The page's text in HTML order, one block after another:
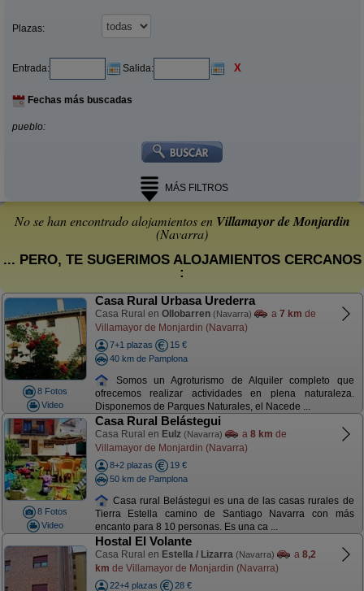
Plazas:
Entrada: Salida: X
Fechas más buscadas
pueblo:
MÁS FILTROS
No se han encontrado alojamientos en Villamayor de Monjardin
(Navarra)
... PERO, TE SUGERIMOS ALOJAMIENTOS CERCANOS
:
8 Fotos
Video
Casa Rural Urbasa Urederra
Casa Rural en Ollobarren (Navarra) a 7 km de
Villamayor de Monjardin (Navarra)
7+1 plazas
15 €
40 km de Pamplona
Somos un Agroturismo de Alquiler completo que
ofrecemos realizar actividades en plena naturaleza.
Disponemos de Parques Naturales, el Nacede ...
8 Fotos
Video
Casa Rural Belástegui
Casa Rural en Eulz (Navarra) a 8 km de
Villamayor de Monjardin (Navarra)
8+2 plazas
19 €
50 km de Pamplona
Casa rural Belástegui es una de las casas rurales de
Tierra Estella camino de Santiago Navarra con más
encanto para 8 10 personas. Es una ca ...
Hostal El Volante
Casa Rural en Estella / Lizarra (Navarra) a 8,2
km de Villamayor de Monjardin (Navarra)
22+4 plazas
28 €